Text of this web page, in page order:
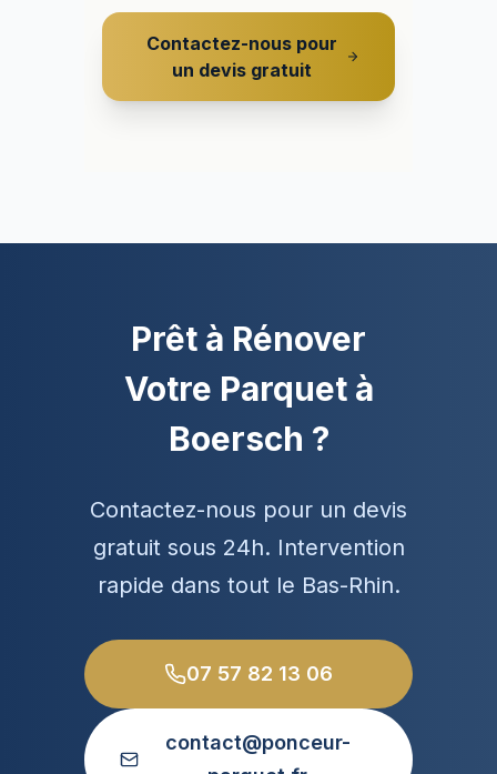
Contactez-nous pour
un devis gratuit
Prêt à Rénover
Votre Parquet à
Boersch ?
Contactez-nous pour un devis
gratuit sous 24h. Intervention
rapide dans tout le Bas-Rhin.
07 57 82 13 06
contact@ponceur-